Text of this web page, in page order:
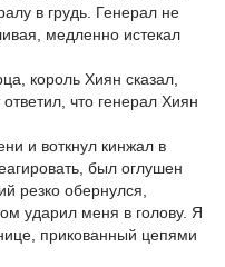
в грудь. Генерал не
медленно истекал
король Хиян сказал,
что генерал Хиян
и воткнул кинжал в
был оглушен
резко обернулся,
ударил меня в голову. Я
прикованный цепями